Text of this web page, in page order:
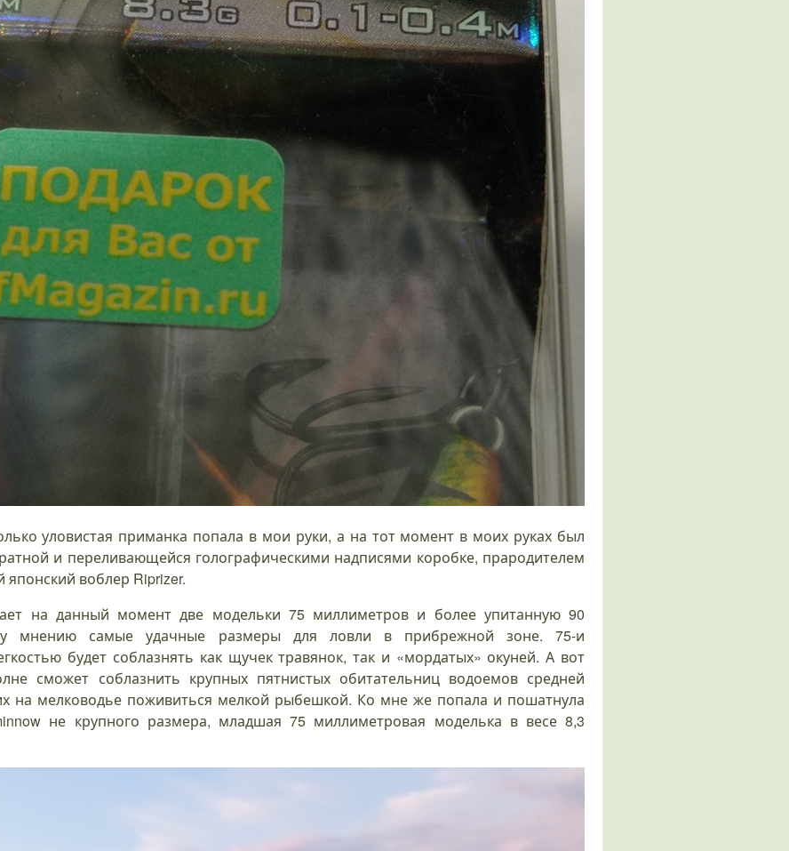
уловистая приманка попала в мои руки, а на тот момент в моих руках был
и переливающейся голографическими надписями коробке, прародителем
японский воблер Riprizer.
на данный момент две модельки 75 миллиметров и более упитанную 90
мнению самые удачные размеры для ловли в прибрежной зоне. 75-и
будет соблазнять как щучек травянок, так и «мордатых» окуней. А вот
сможет соблазнить крупных пятнистых обитательниц водоемов средней
на мелководье поживиться мелкой рыбешкой. Ко мне же попала и пошатнула
не крупного размера, младшая 75 миллиметровая моделька в весе 8,3